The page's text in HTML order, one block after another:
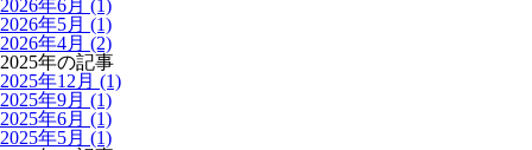
2026年6月 (1)
2026年5月 (1)
2026年4月 (2)
2025年の記事
2025年12月 (1)
2025年9月 (1)
2025年6月 (1)
2025年5月 (1)